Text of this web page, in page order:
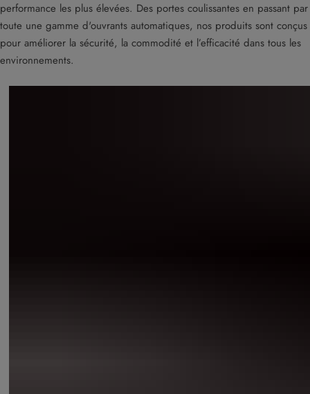
performance les plus élevées. Des portes coulissantes en passant par
toute une gamme d'ouvrants automatiques, nos produits sont conçus
pour améliorer la sécurité, la commodité et l’efficacité dans tous les
environnements.